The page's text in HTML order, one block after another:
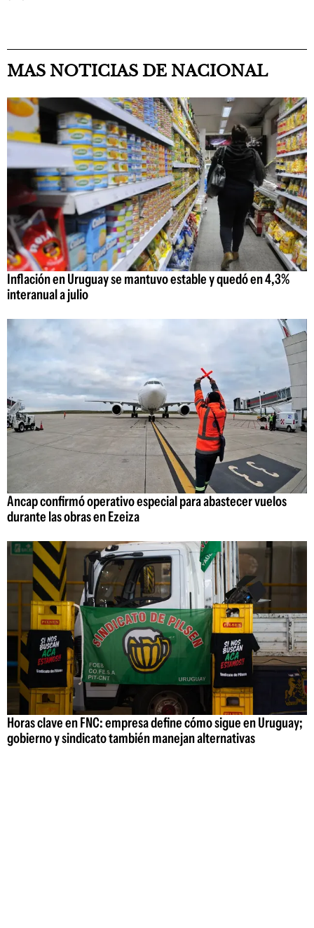
MAS NOTICIAS DE NACIONAL
Inflación en Uruguay se mantuvo estable y quedó en 4,3%
interanual a julio
Ancap confirmó operativo especial para abastecer vuelos
durante las obras en Ezeiza
Horas clave en FNC: empresa define cómo sigue en Uruguay;
gobierno y sindicato también manejan alternativas